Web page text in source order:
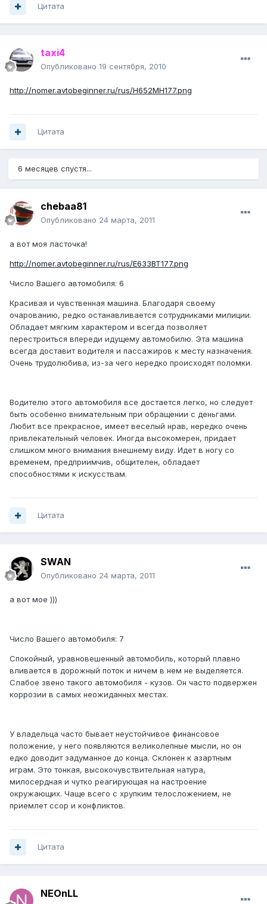
Цитата
taxi4
Опубликовано 19 сентября, 2010
http://nomer.avtobeginner.ru/rus/H652MH177.png
Цитата
6 месяцев спустя...
chebaa81
Опубликовано 24 марта, 2011
а вот моя ласточка!
http://nomer.avtobeginner.ru/rus/E633BT177.png
Число Вашего автомобиля: 6
Красивая и чувственная машина. Благодаря своему
очарованию, редко останавливается сотрудниками милиции.
Обладает мягким характером и всегда позволяет
перестроиться впереди идущему автомобилю. Эта машина
всегда доставит водителя и пассажиров к месту назначения.
Очень трудолюбива, из-за чего нередко происходят поломки.
Водителю этого автомобиля все достается легко, но следует
быть особенно внимательным при обращении с деньгами.
Любит все прекрасное, имеет веселый нрав, нередко очень
привлекательный человек. Иногда высокомерен, придает
слишком много внимания внешнему виду. Идет в ногу со
временем, предприимчив, общителен, обладает
способностями к искусствам.
Цитата
SWAN
Опубликовано 24 марта, 2011
а вот мое )))
Число Вашего автомобиля: 7
Спокойный, уравновешенный автомобиль, который плавно
вливается в дорожный поток и ничем в нем не выделяется.
Слабое звено такого автомобиля - кузов. Он часто подвержен
коррозии в самых неожиданных местах.
У владельца часто бывает неустойчивое финансовое
положение, у него появляются великолепные мысли, но он
едко доводит задуманное до конца. Склонен к азартным
играм. Это тонкая, высокочувствительная натура,
милосердная и чутко реагирующая на настроение
окружающих. Чаще всего с хрупким телосложением, не
приемлет ссор и конфликтов.
Цитата
NEOnLL